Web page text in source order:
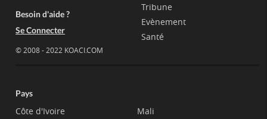
Besoin d'aide ?
Se Connecter
© 2008 - 2022 KOACI.COM
Tribune
Evènement
Santé
Pays
Côte d'Ivoire
Mali